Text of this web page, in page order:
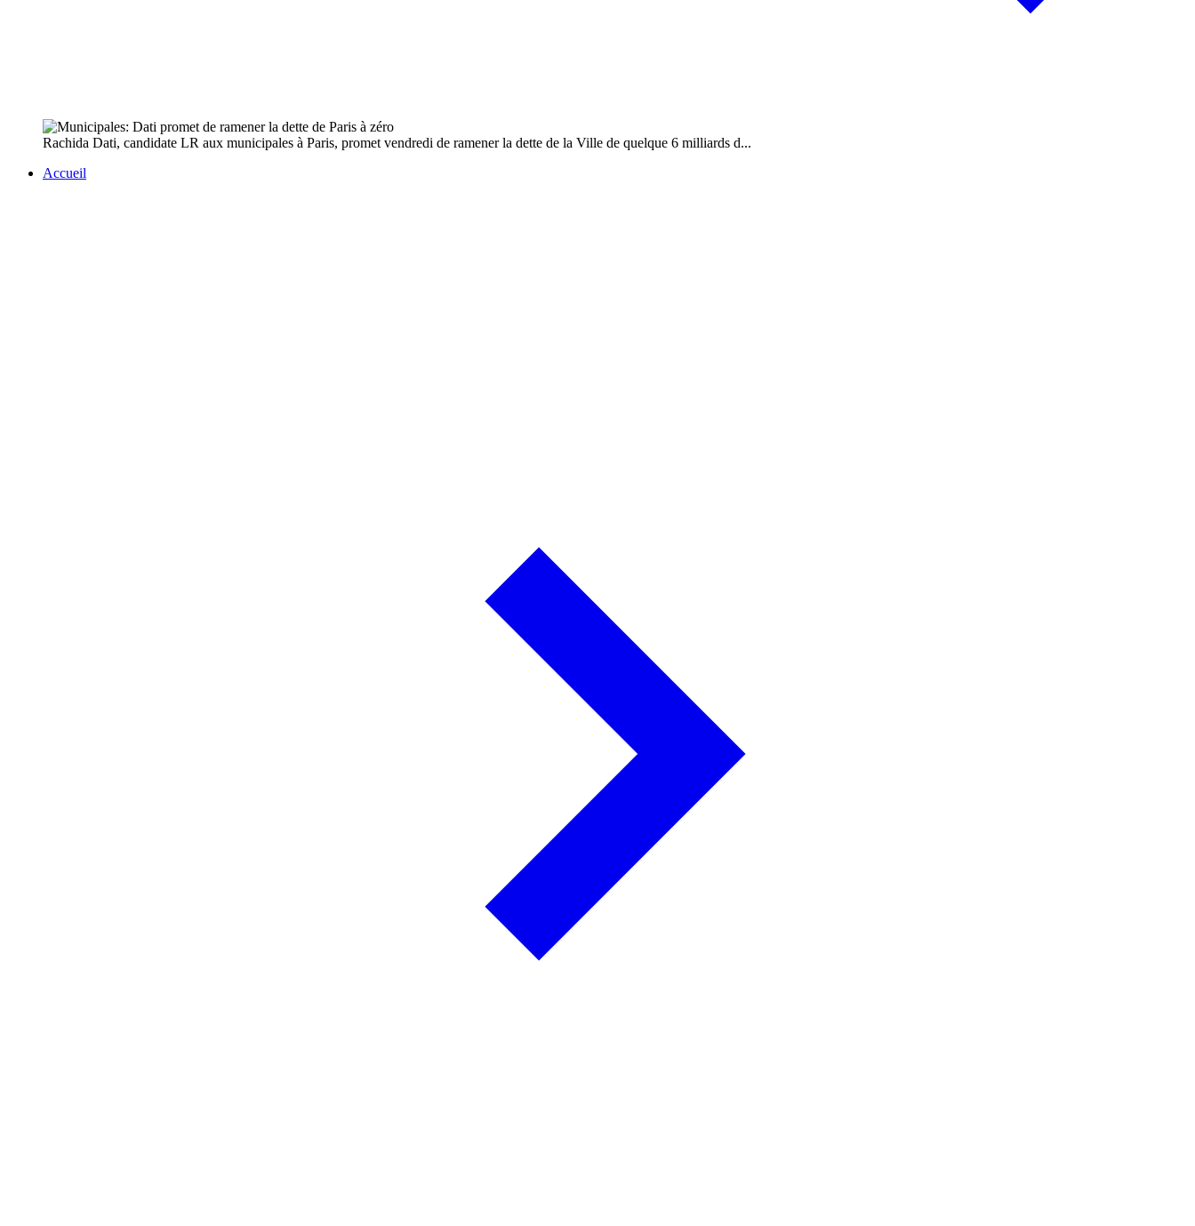
Rachida Dati, candidate LR aux municipales à Paris, promet vendredi de ramener la dette de la Ville de quelque 6 milliards d...
Accueil